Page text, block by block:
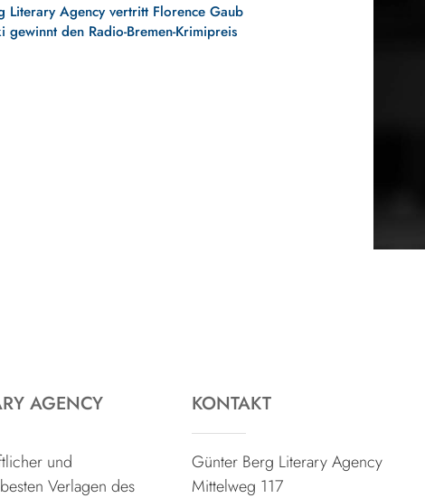
Literary Agency vertritt Florence Gaub
gewinnt den Radio-Bremen-Krimipreis
AGENCY
und
Verlagen des
KONTAKT
Günter Berg Literary Agency
Mittelweg 117